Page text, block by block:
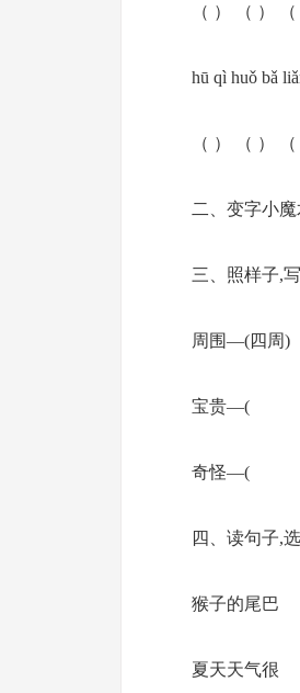
（ ） （ ） （
hū qì huǒ bǎ
（ ） （
二、变字小魔
三、照样子,
周围—(
宝贵—(
奇怪—(
四、读句子,
猴子的尾
夏天天气